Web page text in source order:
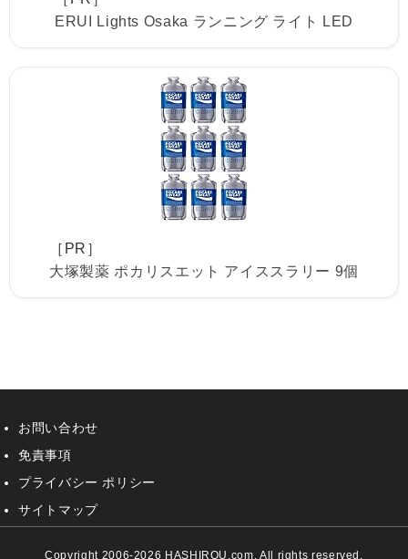
ERUI Lights Osaka ランニング ライト LED
［PR］
大塚製薬 ポカリスエット アイススラリー 9個
お問い合わせ
免責事項
プライバシー ポリシー
サイトマップ
Copyright 2006-2026 HASHIROU.com. All rights reserved.